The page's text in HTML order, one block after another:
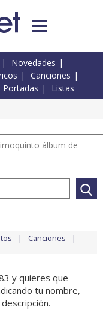
Novedades
Canciones
Portadas Listas
álbum de
Canciones
y quieres que
tu nombre,